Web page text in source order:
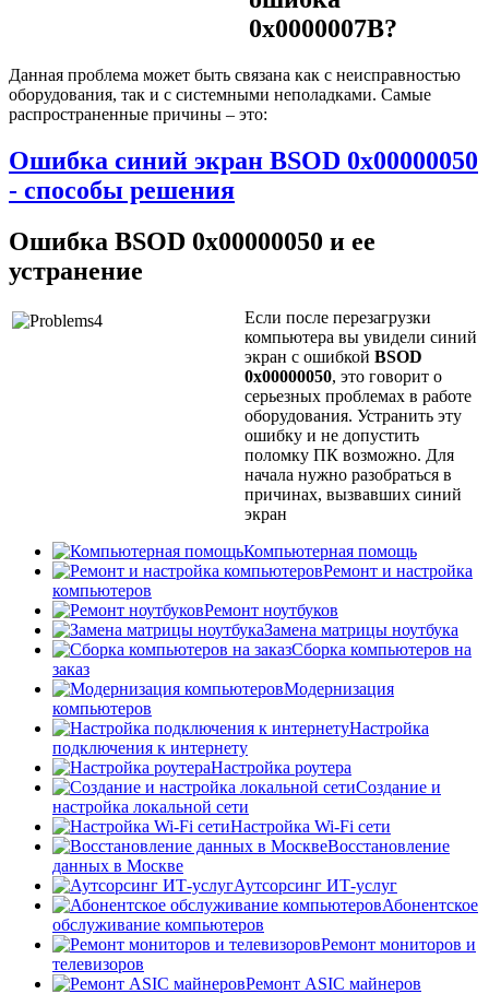
0x0000007B?
Данная проблема может быть связана как с неисправностью
оборудования, так и с системными неполадками. Самые
распространенные причины – это:
Ошибка синий экран BSOD 0x00000050
- способы решения
Ошибка BSOD 0x00000050 и ее
устранение
Если после перезагрузки
компьютера вы увидели синий
экран с ошибкой BSOD
0x00000050, это говорит о
серьезных проблемах в работе
оборудования. Устранить эту
ошибку и не допустить
поломку ПК возможно. Для
начала нужно разобраться в
причинах, вызвавших синий
экран
Компьютерная помощь
Ремонт и настройка
компьютеров
Ремонт ноутбуков
Замена матрицы ноутбука
Сборка компьютеров на
заказ
Модернизация
компьютеров
Настройка
подключения к интернету
Настройка роутера
Создание и
настройка локальной сети
Настройка Wi-Fi сети
Восстановление
данных в Москве
Аутсорсинг ИТ-услуг
Абонентское
обслуживание компьютеров
Ремонт мониторов и
телевизоров
Ремонт ASIC майнеров